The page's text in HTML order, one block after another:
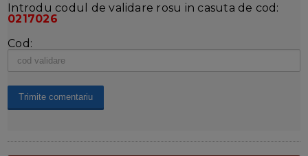
Introdu codul de validare rosu in casuta de cod:
0217026
Cod: